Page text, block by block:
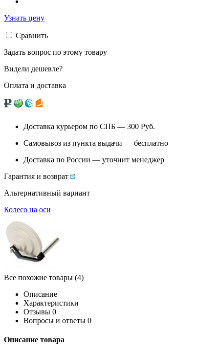
Узнать цену
Сравнить
Задать вопрос по этому товару
Видели дешевле?
Оплата и доставка
Доставка курьером по СПБ — 300 Руб.
Самовывоз из пункта выдачи — бесплатно
Доставка по России — уточнит менеджер
Гарантия и возврат
Альтернативный вариант
Колесо на оси
Все похожие товары (4)
Описание
Характеристики
Отзывы 0
Вопросы и ответы 0
Описание товара